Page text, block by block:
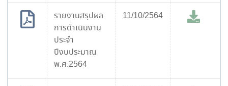
รายงานสรุปผล
การดำเนินงาน
ประจำ
ปีงบประมาณ
พ.ศ.2564
11/10/2564